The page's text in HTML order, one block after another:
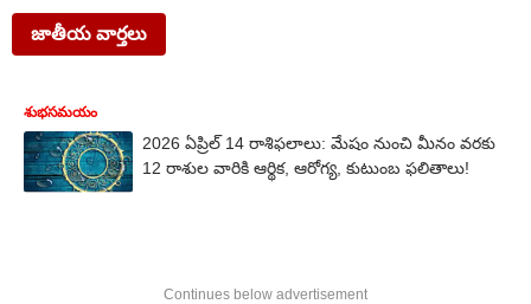
జాతీయ వార్తలు
శుభసమయం
2026 ఏప్రిల్ 14 రాశిఫలాలు: మేషం నుంచి మీనం వరకు
12 రాశుల వారికి ఆర్థిక, ఆరోగ్య, కుటుంబ ఫలితాలు!
Continues below advertisement